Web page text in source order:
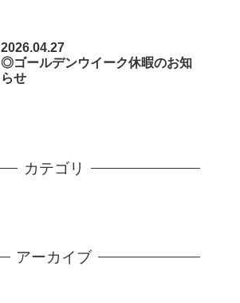
2026.04.27
◎ゴールデンウイーク休暇のお知
らせ
カテゴリ
アーカイブ